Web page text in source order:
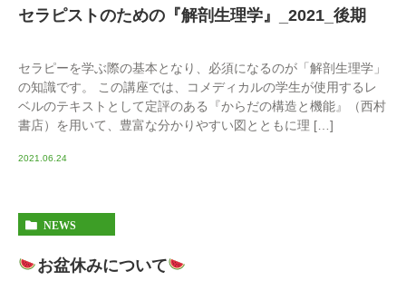
セラピストのための『解剖生理学』_2021_後期
セラピーを学ぶ際の基本となり、必須になるのが「解剖生理学」
の知識です。 この講座では、コメディカルの学生が使用するレ
ベルのテキストとして定評のある『からだの構造と機能』（西村
書店）を用いて、豊富な分かりやすい図とともに理 […]
2021.06.24
NEWS
お盆休みについて